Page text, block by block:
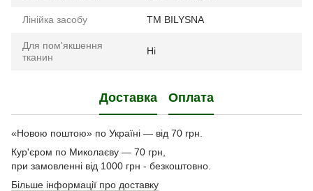
Лінійка засобу TM BILYSNA
Для пом'якшення
тканин
Ні
Доставка Оплата
«Новою поштою» по Україні — від 70 грн.
Кур'єром по Миколаєву — 70 грн,
при замовленні від 1000 грн - безкоштовно.
Більше інформації про доставку